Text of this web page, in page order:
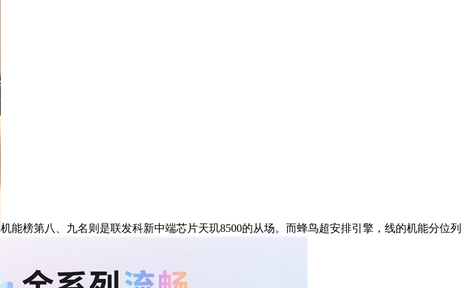
机能榜第八、九名则是联发科新中端芯片天玑8500的从场。而蜂鸟超安排引擎，线的机能分位列